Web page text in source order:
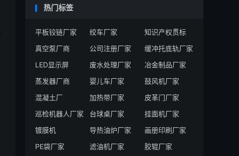
热门标签
平板铰链厂家 绞车厂家
知识产权贯标
真空泵厂商
公司注册厂家
缓冲托底轨厂家
LED显示屏
废水处理厂家
冶金制品厂家
蒸发器厂商
婴儿车厂家
鼓风机厂家
混凝土厂
加热带厂家
皮革门厂家
巡检机器人厂家
台球桌厂家
挂面机厂家
镀膜机
导热油炉厂家
画册印刷厂家
PE袋厂家
滤油机厂家
胶辊厂家